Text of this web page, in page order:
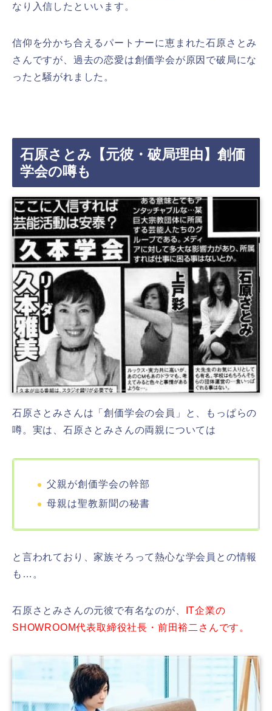
なり入信したといいます。
信仰を分かち合えるパートナーに恵まれた石原さとみ
さんですが、過去の恋愛は創価学会が原因で破局にな
ったと騒がれました。
石原さとみ【元彼・破局理由】創価
学会の噂も
石原さとみさんは「創価学会の会員」と、もっぱらの
噂。実は、石原さとみさんの両親については
父親が創価学会の幹部
母親は聖教新聞の秘書
と言われており、家族そろって熱心な学会員との情報
も…。
石原さとみさんの元彼で有名なのが、
IT企業の
SHOWROOM代表取締役社長・前田裕二さんです。